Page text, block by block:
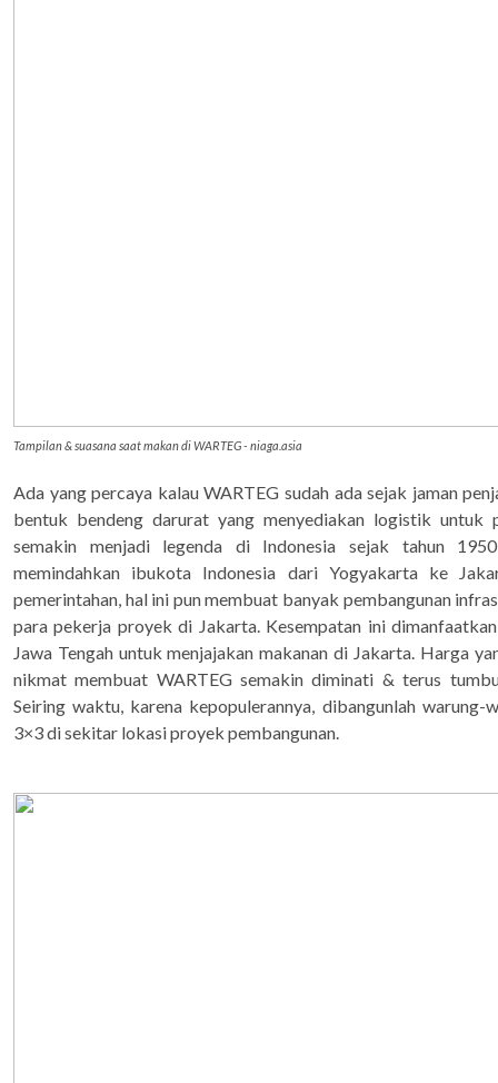
Tampilan & suasana saat makan di WARTEG - niaga.asia
Ada yang percaya kalau WARTEG sudah ada sejak jaman
bentuk bendeng darurat yang menyediakan logistik untuk
semakin menjadi legenda di Indonesia sejak tahun
memindahkan ibukota Indonesia dari Yogyakarta ke
pemerintahan, hal ini pun membuat banyak pembangunan
para pekerja proyek di Jakarta. Kesempatan ini
Jawa Tengah untuk menjajakan makanan di Jakarta. Harga
nikmat membuat WARTEG semakin diminati & terus
Seiring waktu, karena kepopulerannya, dibangunlah warung-
3×3 di sekitar lokasi proyek pembangunan.